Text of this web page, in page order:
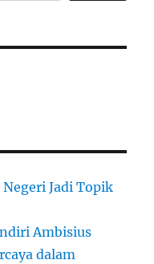
Jadi Topik
Ambisius
dalam